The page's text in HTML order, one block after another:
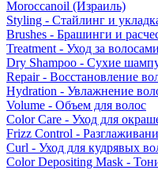
Moroccanoil (Израиль)
Styling - Стайлинг и
Brushes - Брашинги и
Treatment - Уход за
Dry Shampoo - Сухие
Repair - Восстановление
Hydration - Увлажнение
Volume - Объем для волос
Color Care - Уход для
Frizz Control -
Curl - Уход для кудрявых
Color Depositing Mask -